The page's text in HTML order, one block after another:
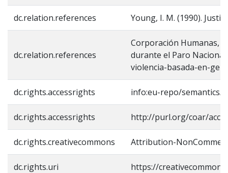
dc.relation.references Young, I. M. (1990).
dc.relation.references
Corporación Humanas,
durante el Paro
violencia-basada-en-
dc.rights.accessrights info:eu-repo/semantics/
dc.rights.accessrights http://purl.org/coar/
dc.rights.creativecommons Attribution-
dc.rights.uri https://